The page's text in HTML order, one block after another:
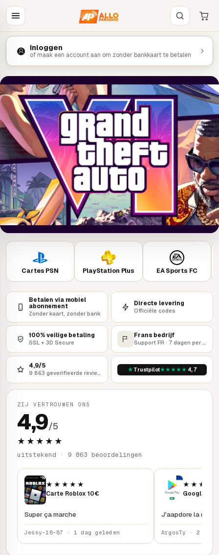
Inloggen
of maak een account aan om zonder bankkaart te betalen
Cartes PSN PlayStation Plus EA Sports FC
Betalen via mobiel
abonnement
Zonder kaart, zonder bank
Directe levering
Officiële codes
100% veilige betaling
SSL + 3D Secure
Frans bedrijf
Support FR · 7 dagen per week
4,9/5
9 863 geverifieerde reviews
★ Trustpilot★★★★★ 4,7
ZIJ VERTROUWEN ONS
4,9/5
★★★★★
uitstekend · 9 863 beoordelingen
★★★★★
Carte Roblox 10€
Super ça marche
Jessy-18-87 · 1 dag geleden
Google
J'aapdore la
ArgosTy · 2